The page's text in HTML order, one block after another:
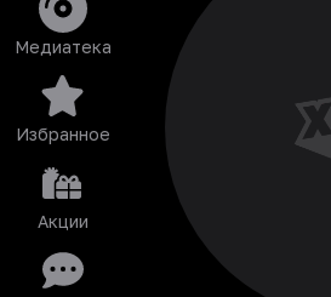
Медиатека
Избранное
Акции